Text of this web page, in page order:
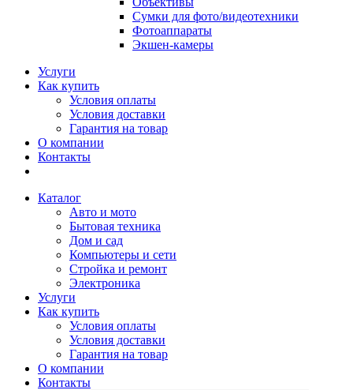
Сумки для фото/видеотехники
Фотоаппараты
Экшен-камеры
Услуги
Как купить
Условия оплаты
Условия доставки
Гарантия на товар
О компании
Контакты
Каталог
Авто и мото
Бытовая техника
Дом и сад
Компьютеры и сети
Стройка и ремонт
Электроника
Услуги
Как купить
Условия оплаты
Условия доставки
Гарантия на товар
О компании
Контакты